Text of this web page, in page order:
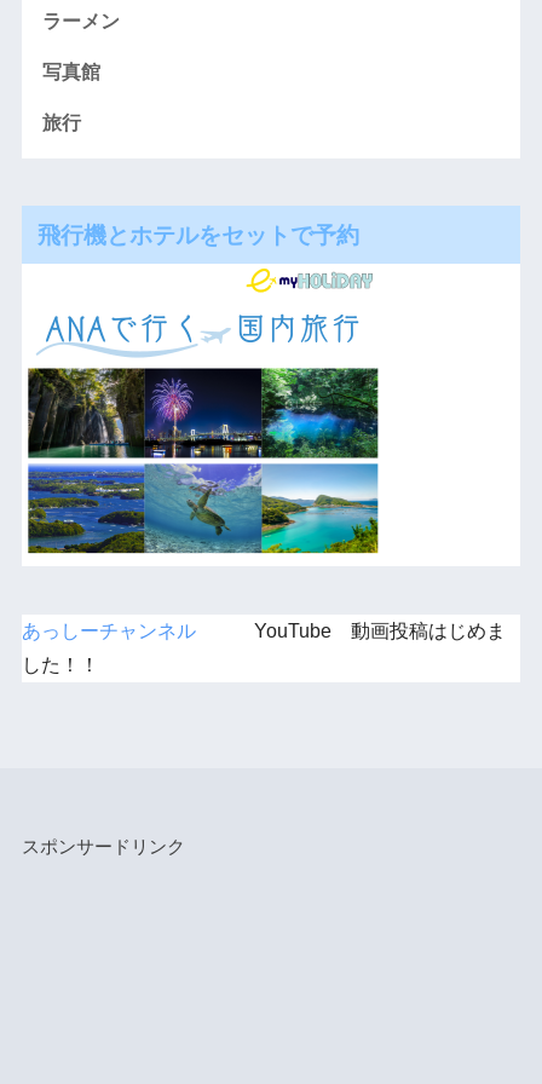
ラーメン
写真館
旅行
飛行機とホテルをセットで予約
あっしーチャンネルYouTube 動画投稿はじめま
した！！
スポンサードリンク